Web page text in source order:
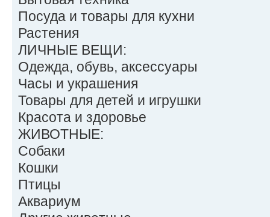
Посуда и товары для кухни
Растения
ЛИЧНЫЕ ВЕЩИ:
Одежда, обувь, аксессуары
Часы и украшения
Товары для детей и игрушки
Красота и здоровье
ЖИВОТНЫЕ:
Собаки
Кошки
Птицы
Аквариум